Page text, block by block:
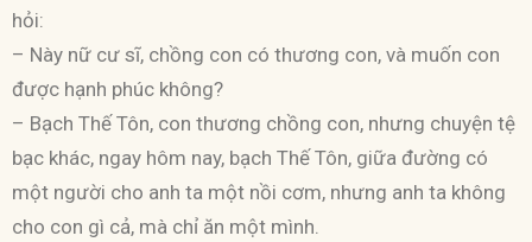
hỏi:
– Này nữ cư sĩ, chồng con có thương con, và muốn con
được hạnh phúc không?
– Bạch Thế Tôn, con thương chồng con, nhưng chuyện tệ
bạc khác, ngay hôm nay, bạch Thế Tôn, giữa đường có
một người cho anh ta một nồi cơm, nhưng anh ta không
cho con gì cả, mà chỉ ăn một mình.